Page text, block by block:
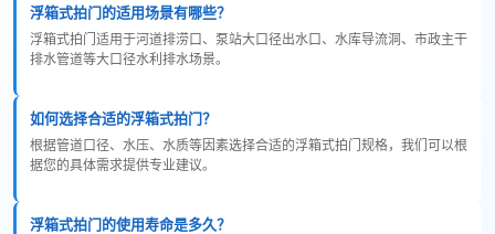
浮箱式拍门的适用场景有哪些？
浮箱式拍门适用于河道排涝口、泵站大口径出水口、水库导流洞、市政主干
排水管道等大口径水利排水场景。
如何选择合适的浮箱式拍门？
根据管道口径、水压、水质等因素选择合适的浮箱式拍门规格，我们可以根
据您的具体需求提供专业建议。
浮箱式拍门的使用寿命是多久？